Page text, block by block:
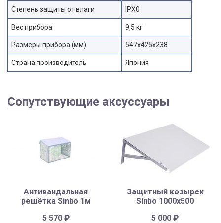
Cтепень защиты от влаги IPX0
Вес прибора 9,5 кг
Размеры прибора (мм) 547x425x238
Страна производитель Япония
Сопутствующие аксуссуары
Антивандальная
решётка Sinbo 1м
5 570 ₽
Защитный козырек
Sinbo 1000х500
5 000₽